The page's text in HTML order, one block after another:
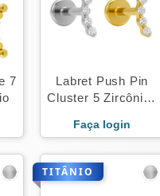
7
Labret Push Pin
Cluster 5 Zircônias
Faça login
TITÂNIO